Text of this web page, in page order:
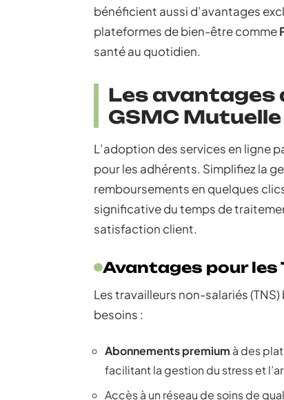
bénéficient aussi d’avantages
plateformes de bien-être comme
santé au quotidien.
Les avantages
GSMC Mutuelle
L’adoption des services en ligne
pour les adhérents. Simplifiez la
remboursements en quelques
significative du temps de
satisfaction client.
Avantages pour les
Les travailleurs non-salariés
besoins :
Abonnements premium à des
facilitant la gestion du stress et
Accès à un réseau de soins de